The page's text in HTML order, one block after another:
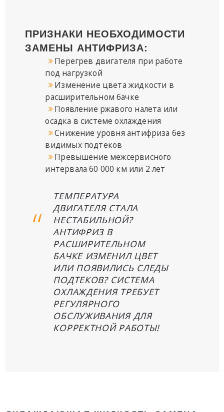
ПРИЗНАКИ НЕОБХОДИМОСТИ
ЗАМЕНЫ АНТИФРИЗА:
Перегрев двигателя при работе
под нагрузкой
Изменение цвета жидкости в
расширительном бачке
Появление ржавого налета или
осадка в системе охлаждения
Снижение уровня антифриза без
видимых подтеков
Превышение межсервисного
интервала 60 000 км или 2 лет
ТЕМПЕРАТУРА
ДВИГАТЕЛЯ СТАЛА
НЕСТАБИЛЬНОЙ?
АНТИФРИЗ В
РАСШИРИТЕЛЬНОМ
БАЧКЕ ИЗМЕНИЛ ЦВЕТ
ИЛИ ПОЯВИЛИСЬ СЛЕДЫ
ПОДТЕКОВ? СИСТЕМА
ОХЛАЖДЕНИЯ ТРЕБУЕТ
РЕГУЛЯРНОГО
ОБСЛУЖИВАНИЯ ДЛЯ
КОРРЕКТНОЙ РАБОТЫ!